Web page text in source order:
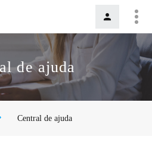
de ajuda
Central de ajuda